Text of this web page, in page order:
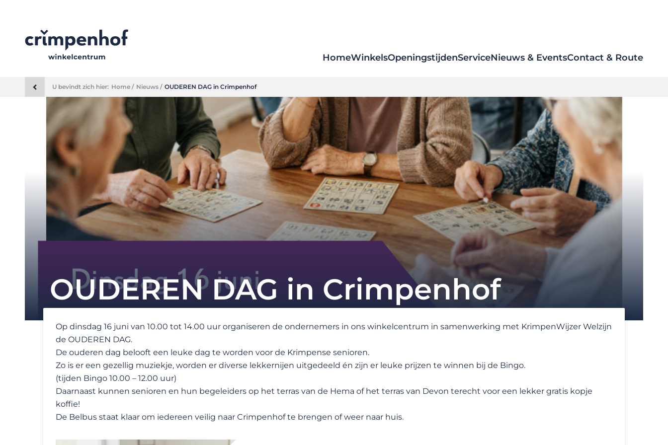
HomeWinkelsOpeningstijdenServiceNieuws & EventsContact & Route
U bevindt zich hier: Home / Nieuws / OUDEREN DAG in Crimpenhof
OUDEREN DAG in Crimpenhof
Op dinsdag 16 juni van 10.00 tot 14.00 uur organiseren de ondernemers in ons winkelcentrum in samenwerking met KrimpenWijzer Welzijn
de OUDEREN DAG.
De ouderen dag belooft een leuke dag te worden voor de Krimpense senioren.
Zo is er een gezellig muziekje, worden er diverse lekkernijen uitgedeeld én zijn er leuke prijzen te winnen bij de Bingo.
(tijden Bingo 10.00 – 12.00 uur)
Daarnaast kunnen senioren en hun begeleiders op het terras van de Hema of het terras van Devon terecht voor een lekker gratis kopje
koffie!
De Belbus staat klaar om iedereen veilig naar Crimpenhof te brengen of weer naar huis.